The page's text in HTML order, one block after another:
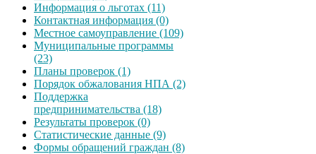
Информация о льготах (11)
Контактная информация (0)
Местное самоуправление (109)
Муниципальные программы
(23)
Планы проверок (1)
Порядок обжалования НПА (2)
Поддержка
предпринимательства (18)
Результаты проверок (0)
Статистические данные (9)
Формы обращений граждан (8)